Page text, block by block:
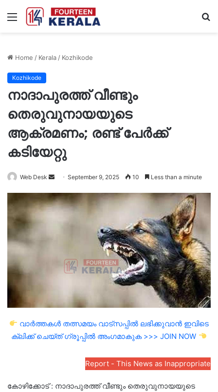
Menu
Home / Kerala/ Kozhikode
Kozhikode
നാദാപുരത്ത് വീണ്ടും
തെരുവുനായയുടെ
ആക്രമണം; രണ്ട് പേർക്ക്
കടിയേറ്റു
Web Desk
Send
email
September 9, 2025 10 Less than a minute
വാർത്തകൾ തത്സമയം വാട്സപ്പിൽ ലഭിക്കുവാൻ ഇവിടെ
ക്ലിക്ക് ചെയ്ത് ഗ്രൂപ്പിൽ അംഗമാകുക >>> JOIN NOW
Report - This News as Inappropriate
കോഴിക്കോട് : നാദാപുരത്ത് വീണ്ടും തെരുവുനായയുടെ